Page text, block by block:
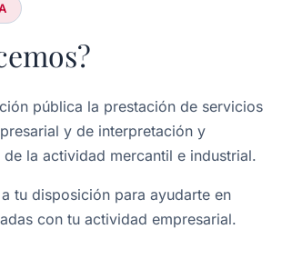
pública la prestación de servicios
y de interpretación y
la actividad mercantil e industrial.
tu disposición para ayudarte en
con tu actividad empresarial.